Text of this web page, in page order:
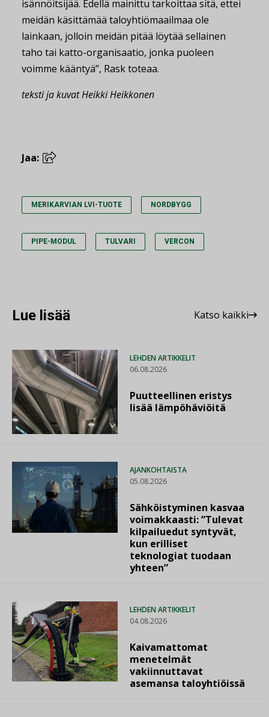
isännöitsijää. Edellä mainittu tarkoittaa sitä, ettei
meidän käsittämää taloyhtiömaailmaa ole
lainkaan, jolloin meidän pitää löytää sellainen
taho tai katto-organisaatio, jonka puoleen
voimme kääntyä”, Rask toteaa.
teksti ja kuvat Heikki Heikkonen
Jaa:
MERIKARVIAN LVI-TUOTE NORDBYGG
PIPE-MODUL TULVARI VERCON
Lue lisää Katso kaikki
LEHDEN ARTIKKELIT
06.08.2026
Puutteellinen eristys
lisää lämpöhäviöitä
AJANKOHTAISTA
05.08.2026
Sähköistyminen kasvaa
voimakkaasti: ”Tulevat
kilpailuedut syntyvät,
kun erilliset
teknologiat tuodaan
yhteen”
LEHDEN ARTIKKELIT
04.08.2026
Kaivamattomat
menetelmät
vakiinnuttavat
asemansa taloyhtiöissä